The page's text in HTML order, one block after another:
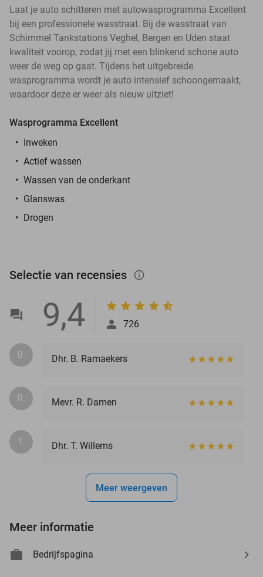
Laat je auto schitteren met autowasprogramma Excellent
bij een professionele wasstraat. Bij de wasstraat van
Schimmel Tankstations Veghel, Bergen en Uden staat
kwaliteit voorop, zodat jij met een blinkend schone auto
weer de weg op gaat. Tijdens het uitgebreide
wasprogramma wordt je auto intensief schoongemaakt,
waardoor deze er weer als nieuw uitziet!
Wasprogramma Excellent
Inweken
Actief wassen
Wassen van de onderkant
Glanswas
Drogen
Selectie van recensies info_outlined
9,4 726
B. Dhr. B. Ramaekers
R. Mevr. R. Damen
T. Dhr. T. Willems
Meer weergeven
Meer informatie
Bedrijfspagina